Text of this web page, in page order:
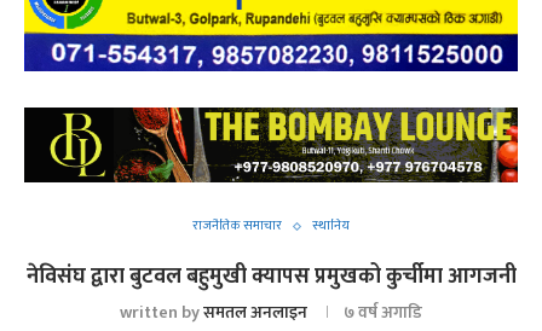
राजनैतिक समाचार स्थानिय
नेविसंघ द्वारा बुटवल बहुमुखी क्यापस प्रमुखको कुर्चीमा आगजनी
written byसमतल अनलाइन ७ वर्ष अगाडि